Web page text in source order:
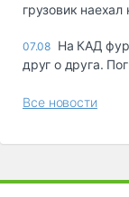
грузовик
07.08 На КАД
друг о друга.
Все новости